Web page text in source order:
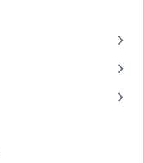
keyboard_arrow_right
keyboard_arrow_right
keyboard_arrow_right